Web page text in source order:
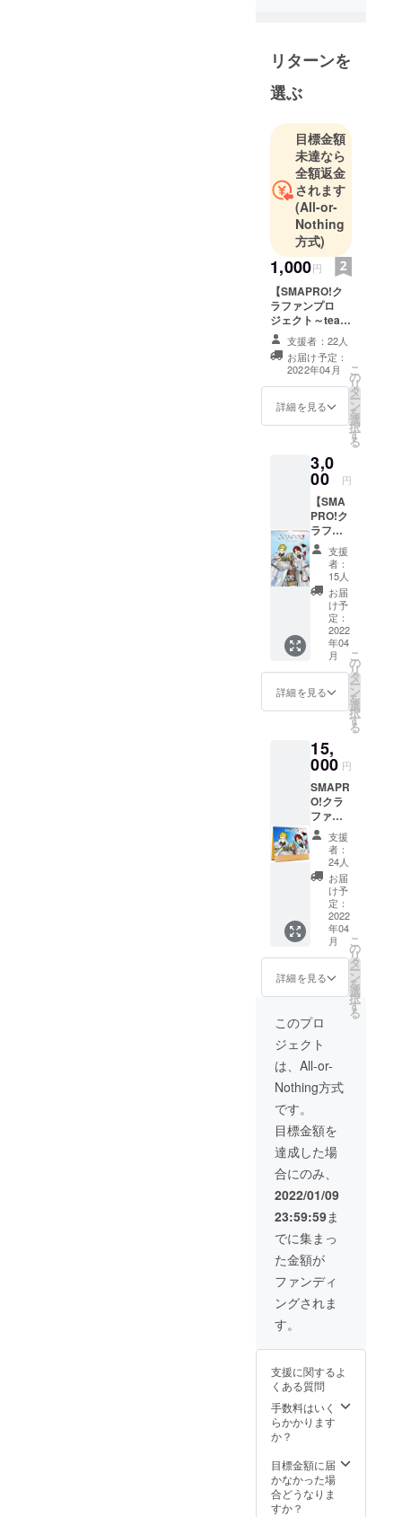
比率を高め
てまいりま
した。現在
では主に
ラッピン
グ、文具、
キッチン、
フラワー、
インテリア
などのライ
フスタイル
雑貨メー
カーとして
成長してい
ます。展示
会、Online
shop、ブロ
じてエンド
から喜びの
お声や笑顔
に直接触れ
る機会で、
「かわい
い！」とい
う声ととも
に笑顔にな
るお客様を
見たとき、
また触れて
使って「楽
しい！」と
いうお声を
き……そん
なときほど
「仕事をし
ていて良
かった」と
実感する瞬
間はありま
創業から四
十数年間存
在できた理
由は、「日
本中、いや
人々が日々
の暮らしの
中で笑顔に
なっていた
だける瞬間
を増やした
い」という
弊社のミッ
ションを認
いたからだ
と考えてお
ります。弊
社製品群に
は生活必需
品がありま
せん。無く
ては生きて
いけないも
のは無いの
です。では
なぜ買って
いただける
のでしょう
か？それは
リターンを
選ぶ
目標金額
未達なら
全額返金
されます
(All-or-
Nothing
方式)
1,000円
【SMAPRO!ク
ラファンプロ
ジェクト～team
Summer～お気
持ち応援コース
】 ▶︎お礼のメッ
セージ・オリジ
ナルイメージ画
像 お気持ち応援
支援者：22人
お届け予定：
2022年04月
詳細を見る
こ
の
リ
タ
ー
ン
を
選
択
す
る
3,0
00 円
【SMA
PRO!ク
ラファ
ンプロ
ジェク
ト～
team
Summe
r～ 壁
掛けカ
レン
ダー】
日めく
りタイ
プの壁
掛けカ
ダー単
体の
コース
をご用
意しま
した！
サイズ
はB5（
257mm
×182m
m ）を
予定し
ており
ます。
各ペー
ジは企
画アイ
の「卓
上カレ
ン
ダー」
のイラ
ストと
すが、
縦型と
なりま
すの
で、雰
囲気の
違った
デザイ
ンレイ
アウト
をお楽
しみい
ただけ
す。
支援
者：
15人
お届
け予
定：
2022
年04
月
詳細を見る
こ
の
リ
タ
ー
ン
を
選
択
す
る
15,
000 円
SMAPR
O!クラ
ファン
プロ
ジェク
ト～
team
Summe
r 企画
アイテ
ムコー
ス～ ジ
グソー
パズル
アクリ
ルフィ
ギュア
限定ク
リアポ
スター
（B3）
クリア
スマー
トフォ
ン用壁
紙
支援
者：
24人
お届
け予
定：
2022
年04
月
詳細を見る
こ
の
リ
タ
ー
ン
を
選
択
す
る
このプロ
ジェクト
は、All-or-
Nothing方式
です。
目標金額を
達成した場
合にのみ、
2022/01/09
23:59:59ま
でに集まっ
た金額が
ファンディ
ングされま
す。
支援に関するよ
くある質問
手数料はいく
らかかります
か？
目標金額に届
かなかった場
合どうなりま
すか？